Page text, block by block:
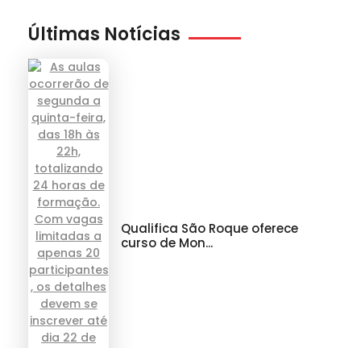
Últimas Notícias
Qualifica São Roque oferece
curso de Mon...